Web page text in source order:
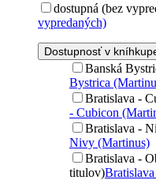
dostupná (bez
vypredaných)
Dostupnosť v
Banská
Bystrica
Bratislava -
- Cubicon
Bratislava -
Nivy (Martinus)
Bratislava -
titulov)